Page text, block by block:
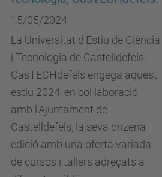
15/05/2024
La Universitat d'Estiu de Ciència
i Tecnologia de Castelldefels,
CasTECHdefels engega aquest
estiu 2024, en col·laboració
amb l'Ajuntament de
Castelldefels, la seva onzena
edició amb una oferta variada
de cursos i tallers adreçats a